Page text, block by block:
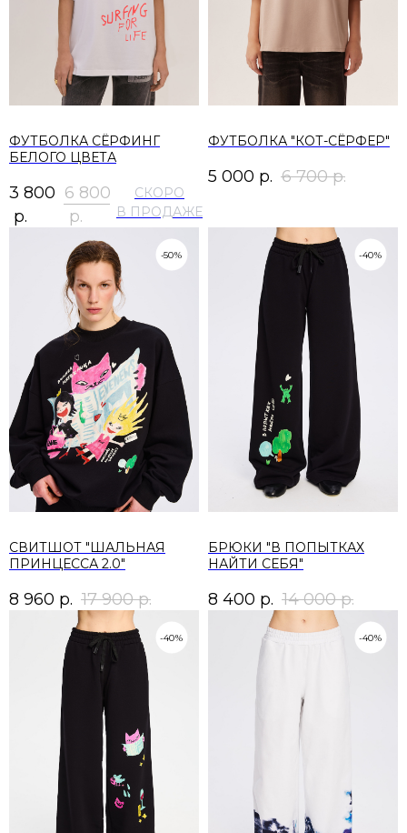
ФУТБОЛКА СЁРФИНГ
БЕЛОГО ЦВЕТА
3 800
р.
6 800
р.
ФУТБОЛКА "КОТ-СЁРФЕР"
5 000 р. 6 700 р.
-50%
СВИТШОТ "ШАЛЬНАЯ
ПРИНЦЕССА 2.0"
8 960 р. 17 900 р.
-40%
БРЮКИ "В ПОПЫТКАХ
НАЙТИ СЕБЯ"
8 400 р. 14 000 р.
-40% -40%